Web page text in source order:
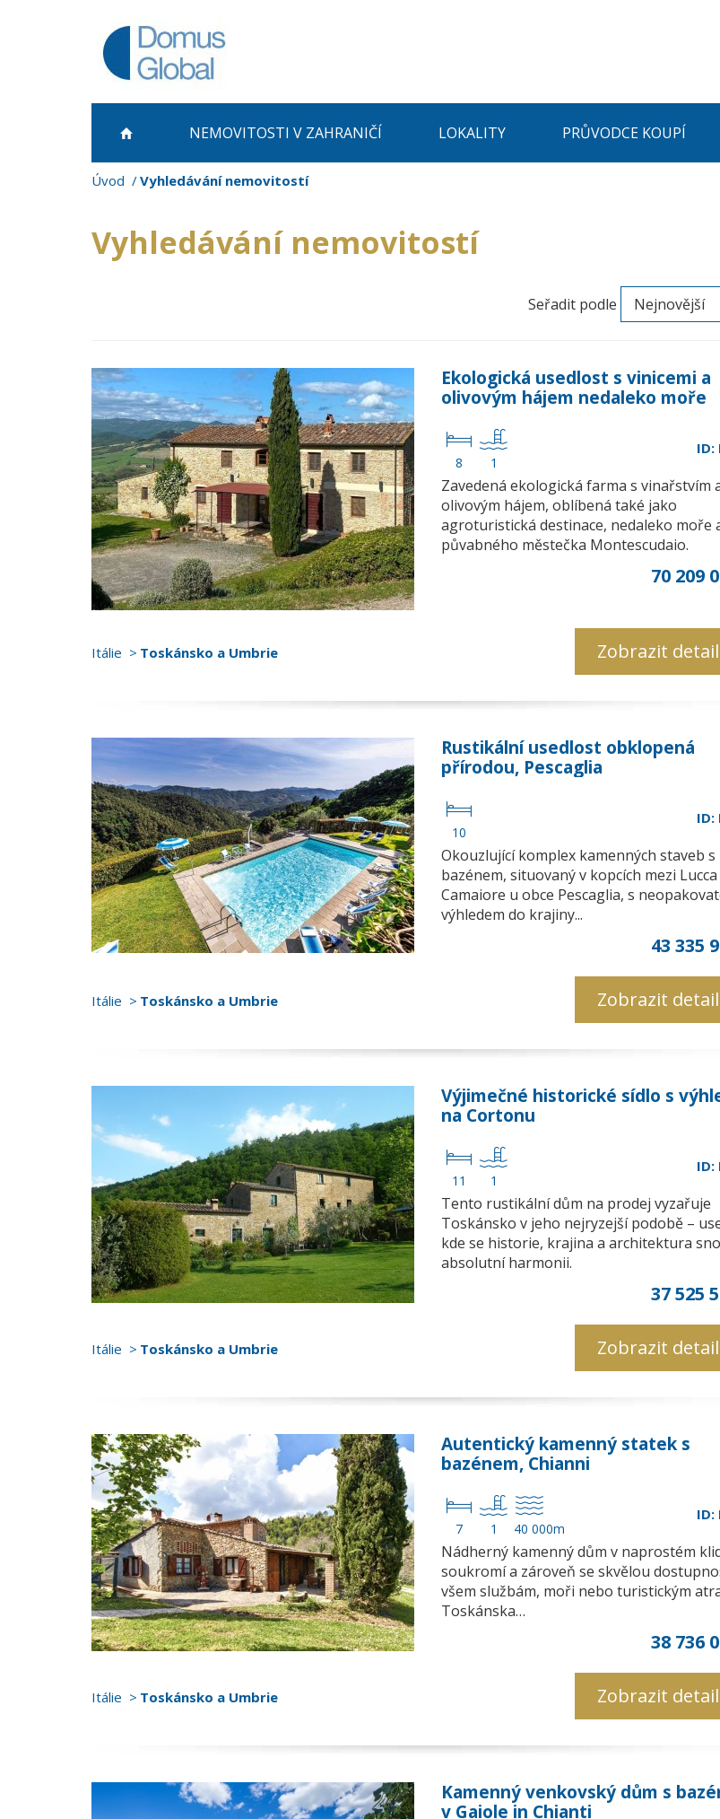
NEMOVITOSTI V ZAHRANIČÍ LOKALITY PRŮVODCE KOUPÍ
Úvod Vyhledávání nemovitostí
Vyhledávání nemovitostí
Seřadit podle
Ekologická usedlost s vinicemi a
olivovým hájem nedaleko moře
8 1
ID:
Zavedená ekologická farma s vinařstvím
olivovým hájem, oblíbená také jako
agroturistická destinace, nedaleko moře
půvabného městečka Montescudaio.
70 209
Itálie Toskánsko a Umbrie Zobrazit detail
Rustikální usedlost obklopená
přírodou, Pescaglia
10
ID:
Okouzlující komplex kamenných staveb s
bazénem, situovaný v kopcích mezi Lucca
Camaiore u obce Pescaglia, s
výhledem do krajiny...
43 335
Itálie Toskánsko a Umbrie Zobrazit detail
Výjimečné historické sídlo s
na Cortonu
11 1
ID:
Tento rustikální dům na prodej vyzařuje
Toskánsko v jeho nejryzejší podobě –
kde se historie, krajina a architektura
absolutní harmonii.
37 525
Itálie Toskánsko a Umbrie Zobrazit detail
Autentický kamenný statek s
bazénem, Chianni
7 1 40 000m
ID:
Nádherný kamenný dům v naprostém
soukromí a zároveň se skvělou
všem službám, moři nebo turistickým
Toskánska…
38 736
Itálie Toskánsko a Umbrie Zobrazit detail
Kamenný venkovský dům s
v Gaiole in Chianti